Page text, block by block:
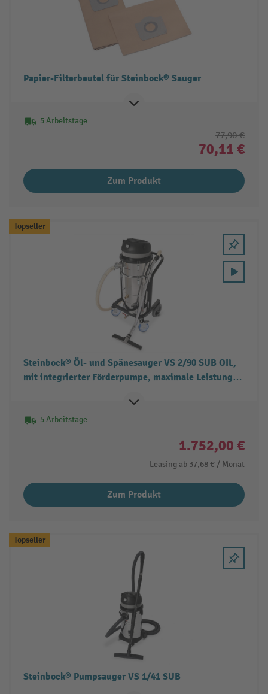
Papier-Filterbeutel für Steinbock® Sauger
5 Arbeitstage
77,90 €
70,11 €
Zum Produkt
Topseller
Steinbock® Öl- und Spänesauger VS 2/90 SUB OIL,
mit integrierter Förderpumpe, maximale Leistung
5 Arbeitstage
1.752,00 €
Leasing ab 37,68 € / Monat
Zum Produkt
Topseller
Steinbock® Pumpsauger VS 1/41 SUB